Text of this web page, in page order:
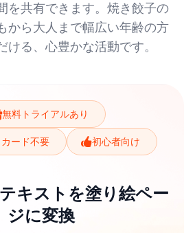
を共有できます。焼き餃子の
から大人まで幅広い年齢の方
ける、心豊かな活動です。
無料トライアルあり
ード不要 初心者向け
キストを塗り絵ペー
ジに変換